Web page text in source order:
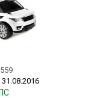
559
31.08.2016